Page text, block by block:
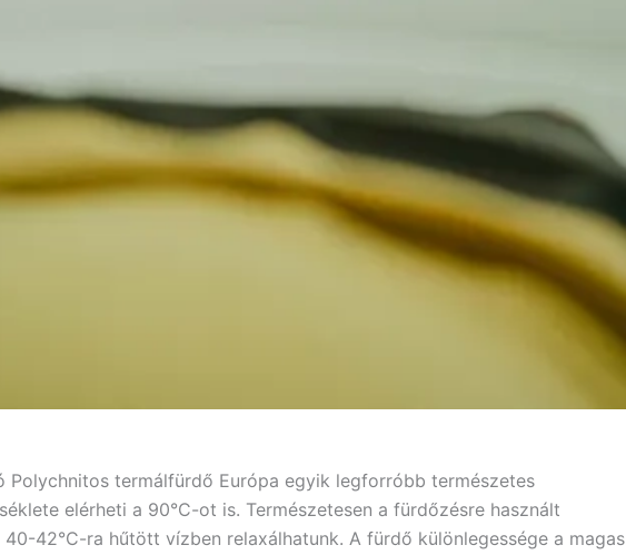
Polychnitos termálfürdő Európa egyik legforróbb természetes
elérheti a 90°C-ot is. Természetesen a fürdőzésre használt
40-42°C-ra hűtött vízben relaxálhatunk. A fürdő különlegessége a magas